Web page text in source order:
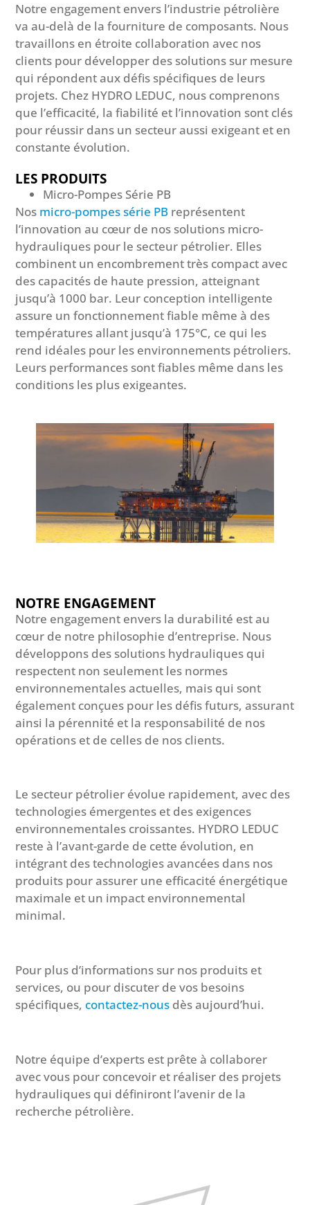
Notre engagement envers l’industrie pétrolière
va au-delà de la fourniture de composants. Nous
travaillons en étroite collaboration avec nos
clients pour développer des solutions sur mesure
qui répondent aux défis spécifiques de leurs
projets. Chez HYDRO LEDUC, nous comprenons
que l’efficacité, la fiabilité et l’innovation sont clés
pour réussir dans un secteur aussi exigeant et en
constante évolution.
LES PRODUITS
Micro-Pompes Série PB
Nos micro-pompes série PB représentent
l’innovation au cœur de nos solutions micro-
hydrauliques pour le secteur pétrolier. Elles
combinent un encombrement très compact avec
des capacités de haute pression, atteignant
jusqu’à 1000 bar. Leur conception intelligente
assure un fonctionnement fiable même à des
températures allant jusqu’à 175°C, ce qui les
rend idéales pour les environnements pétroliers.
Leurs performances sont fiables même dans les
conditions les plus exigeantes.
NOTRE ENGAGEMENT
Notre engagement envers la durabilité est au
cœur de notre philosophie d’entreprise. Nous
développons des solutions hydrauliques qui
respectent non seulement les normes
environnementales actuelles, mais qui sont
également conçues pour les défis futurs, assurant
ainsi la pérennité et la responsabilité de nos
opérations et de celles de nos clients.
Le secteur pétrolier évolue rapidement, avec des
technologies émergentes et des exigences
environnementales croissantes. HYDRO LEDUC
reste à l’avant-garde de cette évolution, en
intégrant des technologies avancées dans nos
produits pour assurer une efficacité énergétique
maximale et un impact environnemental
minimal.
Pour plus d’informations sur nos produits et
services, ou pour discuter de vos besoins
spécifiques, contactez-nous dès aujourd’hui.
Notre équipe d’experts est prête à collaborer
avec vous pour concevoir et réaliser des projets
hydrauliques qui définiront l’avenir de la
recherche pétrolière.